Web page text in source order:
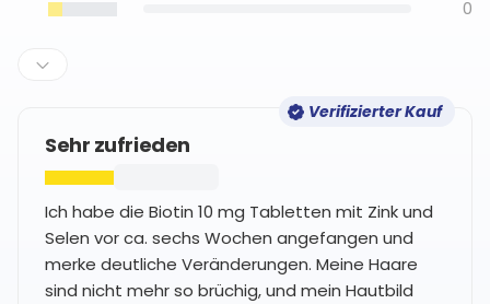
0
Verifizierter Kauf
Sehr zufrieden
Ich habe die Biotin 10 mg Tabletten mit Zink und
Selen vor ca. sechs Wochen angefangen und
merke deutliche Veränderungen. Meine Haare
sind nicht mehr so brüchig, und mein Hautbild